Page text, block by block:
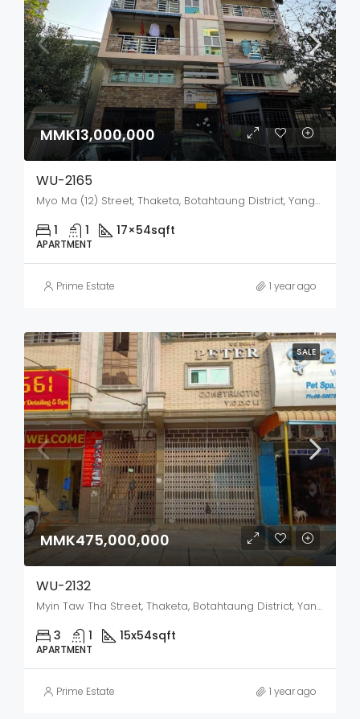
MMK13,000,000
WU-2165
Myo Ma (12) Street, Thaketa, Botahtaung District, Yangon City, Yangon, 11321, Myanmar
1 1 17×54sqft
APARTMENT
Prime Estate 1 year ago
SALE
MMK475,000,000
WU-2132
Myin Taw Tha Street, Thaketa, Botahtaung District, Yangon City, Yangon, 11231, Myanmar
3 1 15x54sqft
APARTMENT
Prime Estate 1 year ago